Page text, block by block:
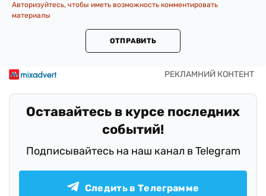
Авторизуйтесь, чтобы иметь возможность комментировать
материалы
ОТПРАВИТЬ
Оставайтесь в курсе последних
событий!
Подписывайтесь на наш канал в Telegram
Следить в Телеграмме